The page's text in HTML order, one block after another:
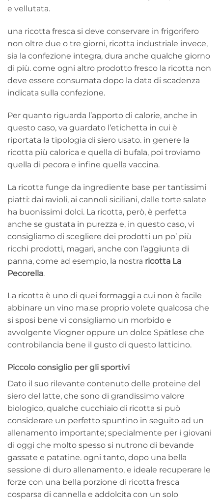
e vellutata.
una ricotta fresca si deve conservare in frigorifero
non oltre due o tre giorni, ricotta industriale invece,
sia la confezione integra, dura anche qualche giorno
di più. come ogni altro prodotto fresco la ricotta non
deve essere consumata dopo la data di scadenza
indicata sulla confezione.
Per quanto riguarda l’apporto di calorie, anche in
questo caso, va guardato l’etichetta in cui è
riportata la tipologia di siero usato. in genere la
ricotta più calorica e quella di bufala, poi troviamo
quella di pecora e infine quella vaccina.
La ricotta funge da ingrediente base per tantissimi
piatti: dai ravioli, ai cannoli siciliani, dalle torte salate
ha buonissimi dolci. La ricotta, però, è perfetta
anche se gustata in purezza e, in questo caso, vi
consigliamo di scegliere dei prodotti un po’ più
ricchi prodotti, magari, anche con l’aggiunta di
panna, come ad esempio, la nostra ricotta La
Pecorella.
La ricotta è uno di quei formaggi a cui non è facile
abbinare un vino ma.se proprio volete qualcosa che
si sposi bene vi consigliamo un morbido e
avvolgente Viogner oppure un dolce Spätlese che
controbilancia bene il gusto di questo latticino.
Piccolo consiglio per gli sportivi
Dato il suo rilevante contenuto delle proteine del
siero del latte, che sono di grandissimo valore
biologico, qualche cucchiaio di ricotta si può
considerare un perfetto spuntino in seguito ad un
allenamento importante; specialmente per i giovani
di oggi che molto spesso si nutrono di bevande
gassate e patatine. ogni tanto, dopo una bella
sessione di duro allenamento, e ideale recuperare le
forze con una bella porzione di ricotta fresca
cosparsa di cannella e addolcita con un solo